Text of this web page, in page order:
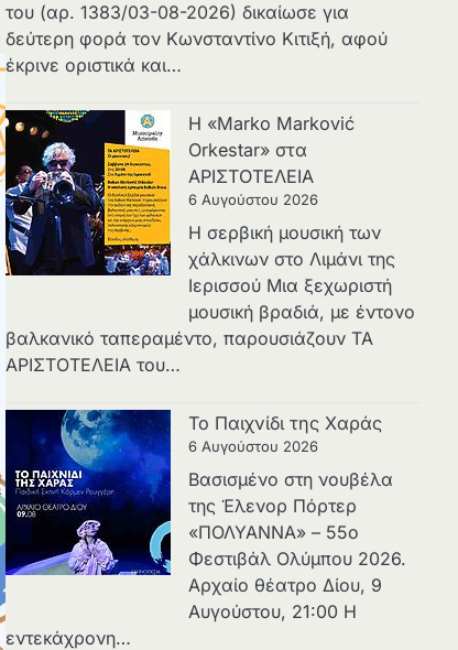
του (αρ. 1383/03-08-2026) δικαίωσε για
δεύτερη φορά τον Κωνσταντίνο Κιτιξή, αφού
έκρινε οριστικά και…
Η «Marko Marković
Orkestar» στα
ΑΡΙΣΤΟΤΕΛΕΙΑ
6 Αυγούστου 2026
Η σερβική μουσική των
χάλκινων στο Λιμάνι της
Ιερισσού Μια ξεχωριστή
μουσική βραδιά, με έντονο
βαλκανικό ταπεραμέντο, παρουσιάζουν ΤΑ
ΑΡΙΣΤΟΤΕΛΕΙΑ του…
Το Παιχνίδι της Χαράς
6 Αυγούστου 2026
Βασισμένο στη νουβέλα
της Έλενορ Πόρτερ
«ΠΟΛΥΑΝΝΑ» – 55ο
Φεστιβάλ Ολύμπου 2026.
Αρχαίο θέατρο Δίου, 9
Αυγούστου, 21:00 Η
εντεκάχρονη…